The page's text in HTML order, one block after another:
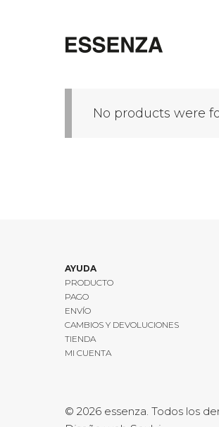
No products were
AYUDA
PRODUCTO
PAGO
ENVÍO
CAMBIOS Y DEVOLUCIONES
TIENDA
MI CUENTA
© 2026 essenza. Todos los